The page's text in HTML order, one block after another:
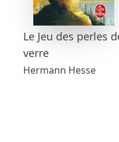
Le Jeu des perles
verre
Hermann Hesse